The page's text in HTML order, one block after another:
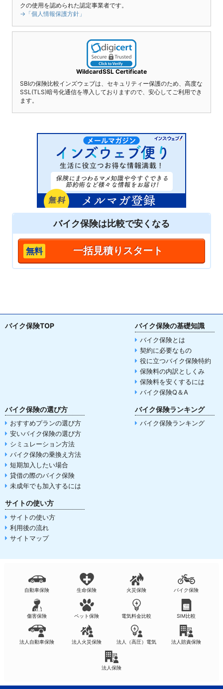
クの使用を認められた認定事業者です。
→「個人情報保護方針」
WildcardSSL Certificate
SBIの保険比較インズウェブは、セキュリティー保護のため、高度な
SSL(TLS)暗号化通信を導入しておりますので、安心してご利用でき
ます。
バイク保険は比較で安くなる
一括見積りスタート
バイク保険TOP バイク保険の基礎知識
バイク保険とは
契約に必要なもの
役に立つバイク保険特約
保険料の内訳としくみ
保険料を安くするには
バイク保険Q＆A
バイク保険の選び方
おすすめプランの選び方
安いバイク保険の選び方
シミュレーション方法
バイク保険の乗換え方法
短期加入したい場合
貸借の際のバイク保険
未成年でも加入するには
バイク保険ランキング
バイク保険ランキング
サイトの使い方
サイトの使い方
利用後の流れ
サイトマップ
自動車保険 生命保険 火災保険 バイク保険
傷害保険 ペット保険 電気料金比較 SIM比較
法人自動車保険 法人火災保険 法人（高圧）電気 法人賠責保険
法人保険